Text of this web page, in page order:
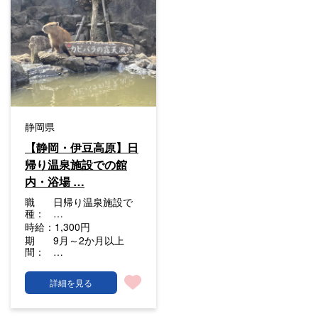
静岡県
【静岡・伊豆高原】日
帰り温泉施設での館
内・浴場 …
職
種：
日帰り温泉施設で
…
時給： 1,300円
期
間：
9月～2か月以上
…
詳細を見る